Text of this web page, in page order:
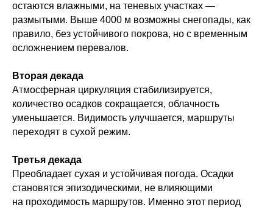
остаются влажными, на теневых участках —
размытыми. Выше 4000 м возможны снегопады, как
правило, без устойчивого покрова, но с временным
осложнением перевалов.
Вторая декада
Атмосферная циркуляция стабилизируется,
количество осадков сокращается, облачность
уменьшается. Видимость улучшается, маршруты
переходят в сухой режим.
Третья декада
Преобладает сухая и устойчивая погода. Осадки
становятся эпизодическими, не влияющими
на проходимость маршрутов. Именно этот период